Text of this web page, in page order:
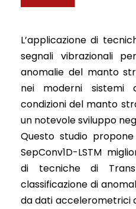
L’applicazione di
segnali vibrazionali
anomalie del manto
nei moderni sistemi
condizioni del manto
un notevole sviluppo
Questo studio
SepConv1D-LSTM
di tecniche di
classificazione di
da dati accelerometrici